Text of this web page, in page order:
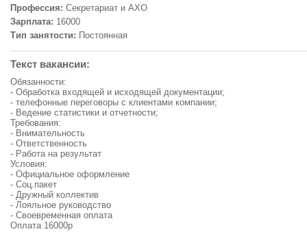
Профессия: Секретариат и АХО
Зарплата: 16000
Тип занятости: Постоянная
Текст вакансии:
Обязанности:
- Обработка входящей и исходящей документации;
- телефонные переговоры с клиентами компании;
- Ведение статистики и отчетности;
Требования:
- Внимательность
- Ответственность
- Работа на результат
Условия:
- Официальное оформление
- Соц.пакет
- Дружный коллектив
- Лояльное руководство
- Своевременная оплата
Оплата 16000р